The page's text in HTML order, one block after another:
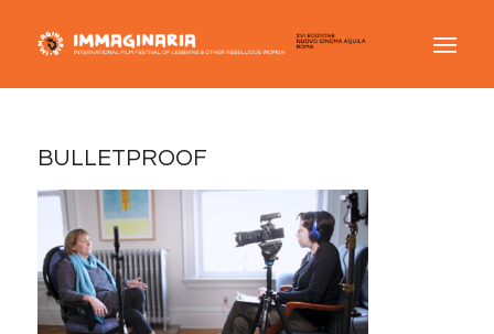
BULLETPROOF